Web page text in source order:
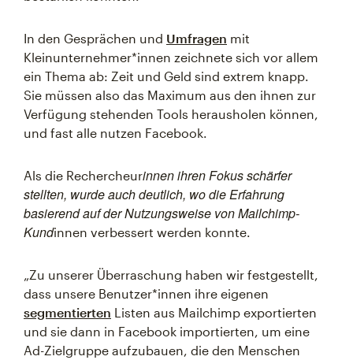
In den Gesprächen und Umfragen mit
Kleinunternehmer*innen zeichnete sich vor allem
ein Thema ab: Zeit und Geld sind extrem knapp.
Sie müssen also das Maximum aus den ihnen zur
Verfügung stehenden Tools herausholen können,
und fast alle nutzen Facebook.
Als die Rechercheurinnen ihren Fokus schärfer
stellten, wurde auch deutlich, wo die Erfahrung
basierend auf der Nutzungsweise von Mailchimp-
Kundinnen verbessert werden konnte.
„Zu unserer Überraschung haben wir festgestellt,
dass unsere Benutzer*innen ihre eigenen
segmentierten Listen aus Mailchimp exportierten
und sie dann in Facebook importierten, um eine
Ad-Zielgruppe aufzubauen, die den Menschen